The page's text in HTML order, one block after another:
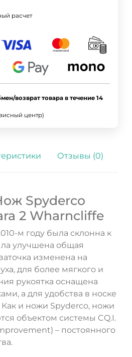
расчет
возврат товара в течение 14
центр)
Отзывы (0)
Spyderco
2 Wharncliffe
м году была склонна к
улучшена общая
изменена на
для более мягкого и
рукоятка оснащена
а для удобства в носке
и ножи Spyderco, ножи
объектом системы CQ.I.
– постоянного
ДА НЕТ